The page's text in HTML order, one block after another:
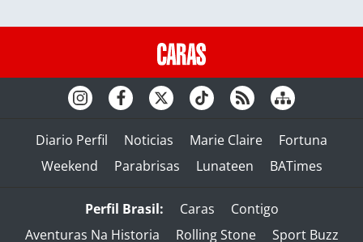
Diario Perfil Noticias Marie Claire
Fortuna
Weekend
Parabrisas Lunateen BATimes
Perfil Brasil: Caras
Contigo
Aventuras Na Historia
Rolling Stone Sport Buzz